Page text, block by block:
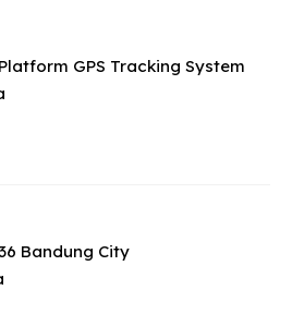
GPS Tracking System
Bandung City